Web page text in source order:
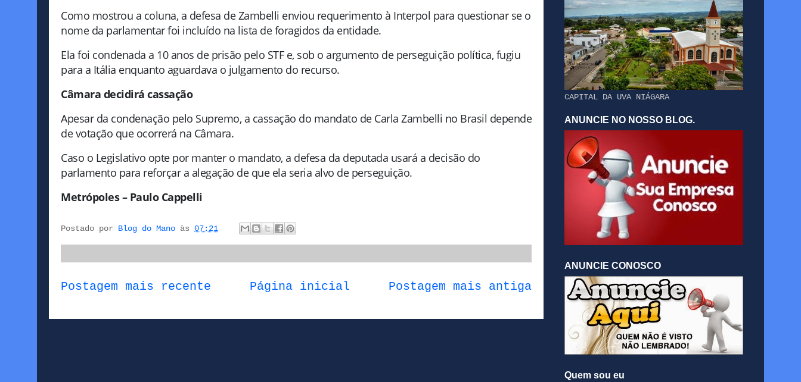
Como mostrou a coluna, a defesa de Zambelli enviou requerimento à Interpol para questionar se o
nome da parlamentar foi incluído na lista de foragidos da entidade.
Ela foi condenada a 10 anos de prisão pelo STF e, sob o argumento de perseguição política, fugiu
para a Itália enquanto aguardava o julgamento do recurso.
Câmara decidirá cassação
Apesar da condenação pelo Supremo, a cassação do mandato de Carla Zambelli no Brasil depende
de votação que ocorrerá na Câmara.
Caso o Legislativo opte por manter o mandato, a defesa da deputada usará a decisão do
parlamento para reforçar a alegação de que ela seria alvo de perseguição.
Metrópoles – Paulo Cappelli
Postado por Blog do Mano às 07:21
Postagem mais recente Postagem mais antiga
Página inicial
CAPITAL DA UVA NIÁGARA
ANUNCIE NO NOSSO BLOG.
ANUNCIE CONOSCO
Quem sou eu